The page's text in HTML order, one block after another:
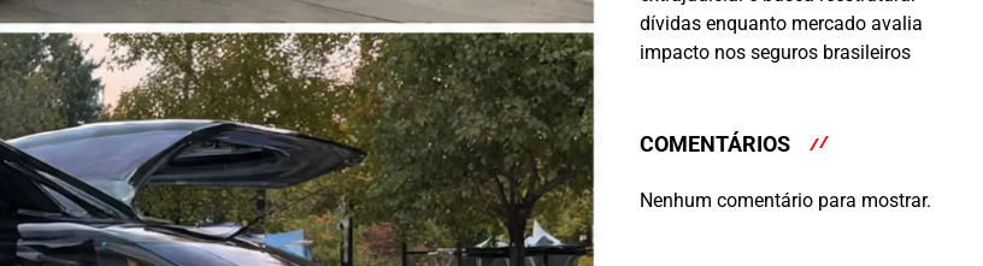
dívidas enquanto mercado avalia
impacto nos seguros brasileiros
COMENTÁRIOS
Nenhum comentário para mostrar.